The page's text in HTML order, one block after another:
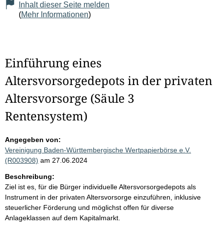
Inhalt dieser Seite melden
(Mehr Informationen)
Einführung eines
Altersvorsorgedepots in der privaten
Altersvorsorge (Säule 3
Rentensystem)
Angegeben von:
Vereinigung Baden-Württembergische Wertpapierbörse e.V.
(R003908) am 27.06.2024
Beschreibung:
Ziel ist es, für die Bürger individuelle Altersvorsorgedepots als
Instrument in der privaten Altersvorsorge einzuführen, inklusive
steuerlicher Förderung und möglichst offen für diverse
Anlageklassen auf dem Kapitalmarkt.